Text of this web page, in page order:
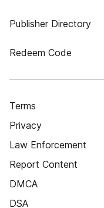
Publisher Directory
Redeem Code
Terms
Privacy
Law Enforcement
Report Content
DMCA
DSA